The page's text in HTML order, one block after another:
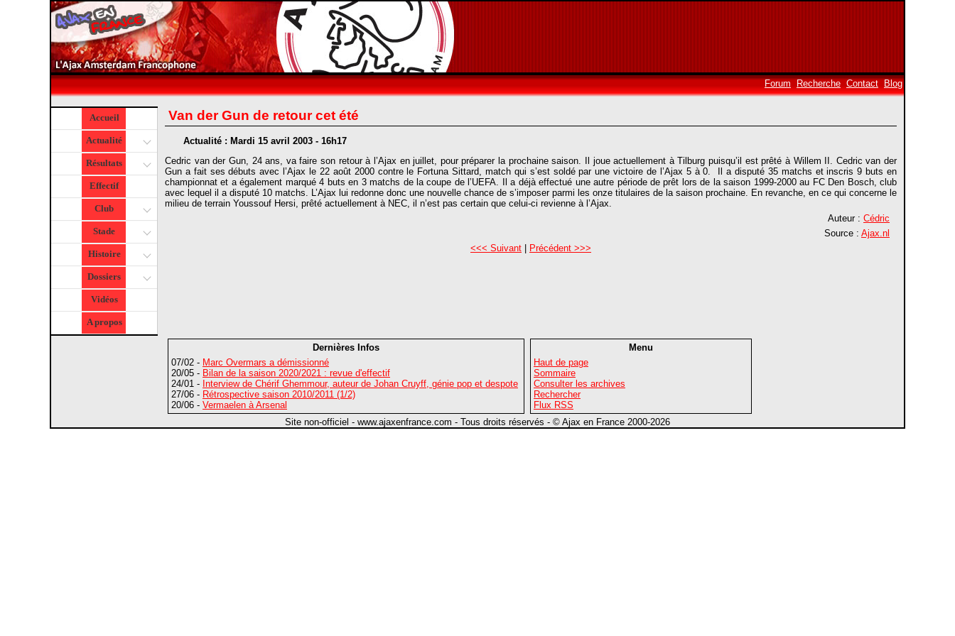
Forum Recherche Contact Blog
Accueil
Actualité
Résultats
Effectif
Club
Stade
Histoire
Dossiers
Vidéos
A propos
Van der Gun de retour cet été
Actualité : Mardi 15 avril 2003 - 16h17
Cedric van der Gun, 24 ans, va faire son retour à l’Ajax en juillet, pour préparer la prochaine saison. Il joue actuellement à Tilburg puisqu’il est prêté à Willem II. Cedric van der
Gun a fait ses débuts avec l’Ajax le 22 août 2000 contre le Fortuna Sittard, match qui s’est soldé par une victoire de l’Ajax 5 à 0. Il a disputé 35 matchs et inscris 9 buts en
championnat et a également marqué 4 buts en 3 matchs de la coupe de l’UEFA. Il a déjà effectué une autre période de prêt lors de la saison 1999-2000 au FC Den Bosch, club
avec lequel il a disputé 10 matchs. L’Ajax lui redonne donc une nouvelle chance de s’imposer parmi les onze titulaires de la saison prochaine. En revanche, en ce qui concerne le
milieu de terrain Youssouf Hersi, prêté actuellement à NEC, il n’est pas certain que celui-ci revienne à l’Ajax.
Auteur : Cédric
Source : Ajax.nl
<<< Suivant | Précédent >>>
Dernières Infos
07/02 - Marc Overmars a démissionné
20/05 - Bilan de la saison 2020/2021 : revue d'effectif
24/01 - Interview de Chérif Ghemmour, auteur de Johan Cruyff, génie pop et despote
27/06 - Rétrospective saison 2010/2011 (1/2)
20/06 - Vermaelen à Arsenal
Menu
Haut de page
Sommaire
Consulter les archives
Rechercher
Flux RSS
Site non-officiel - www.ajaxenfrance.com - Tous droits réservés - © Ajax en France 2000-2026